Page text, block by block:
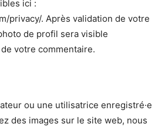
ici :
privacy/. Après validation de votre
de profil sera visible
votre commentaire.
ou une utilisatrice enregistré·e
des images sur le site web, nous